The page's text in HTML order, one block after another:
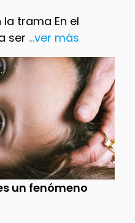
trama En el
ser ...ver más
un fenómeno